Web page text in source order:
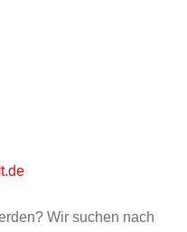
Wir suchen nach